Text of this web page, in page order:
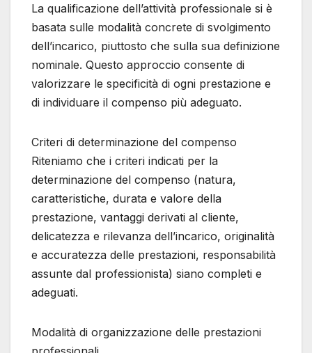
La qualificazione dell’attività professionale si è
basata sulle modalità concrete di svolgimento
dell’incarico, piuttosto che sulla sua definizione
nominale. Questo approccio consente di
valorizzare le specificità di ogni prestazione e
di individuare il compenso più adeguato.
Criteri di determinazione del compenso
Riteniamo che i criteri indicati per la
determinazione del compenso (natura,
caratteristiche, durata e valore della
prestazione, vantaggi derivati al cliente,
delicatezza e rilevanza dell’incarico, originalità
e accuratezza delle prestazioni, responsabilità
assunte dal professionista) siano completi e
adeguati.
Modalità di organizzazione delle prestazioni